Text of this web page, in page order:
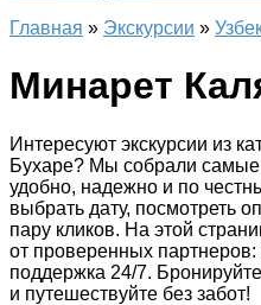
Главная » Экскурсии »
Минарет
Интересуют экскурсии из
Бухаре? Мы собрали
удобно, надежно и по
выбрать дату, посмотреть
пару кликов. На этой
от проверенных
поддержка 24/7.
и путешествуйте без забот!